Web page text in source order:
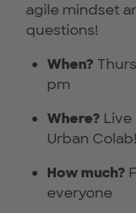
agile mindset
questions!
When?
pm
Where?
Urban Colab!
How much?
everyone